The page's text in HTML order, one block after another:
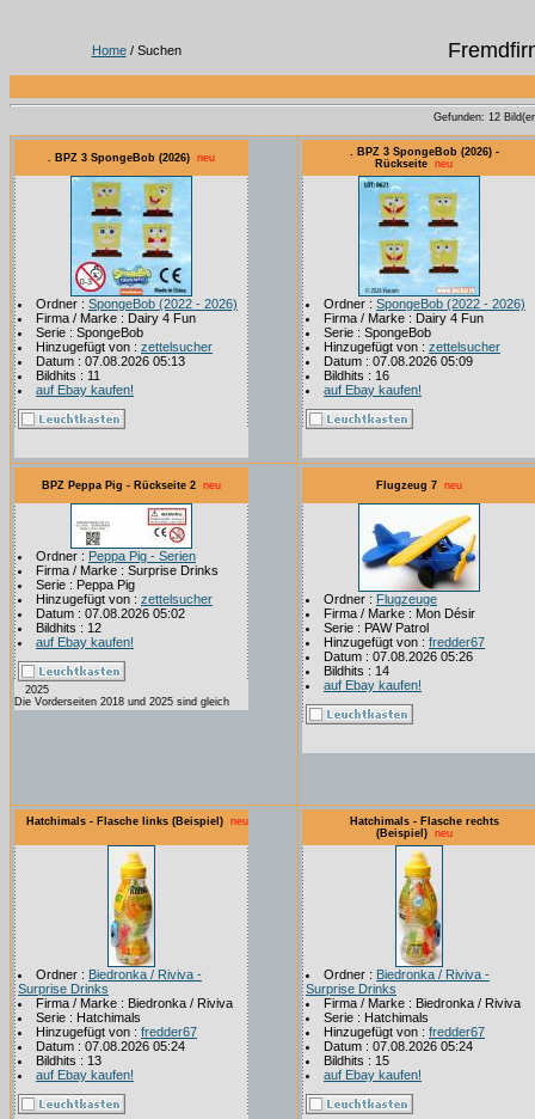
Home/ Suchen
Gefunden: 12
. BPZ 3 SpongeBob (2026) neu
Ordner : SpongeBob (2022 - 2026)
Firma / Marke : Dairy 4 Fun
Serie : SpongeBob
Hinzugefügt von : zettelsucher
Datum : 07.08.2026 05:13
Bildhits : 11
auf Ebay kaufen!
. BPZ 3 SpongeBob (2026) -
Rückseite neu
Ordner : SpongeBob (2022 - 2026)
Firma / Marke : Dairy 4 Fun
Serie : SpongeBob
Hinzugefügt von : zettelsucher
Datum : 07.08.2026 05:09
Bildhits : 16
auf Ebay kaufen!
BPZ Peppa Pig - Rückseite 2 neu
Ordner : Peppa Pig - Serien
Firma / Marke : Surprise Drinks
Serie : Peppa Pig
Hinzugefügt von : zettelsucher
Datum : 07.08.2026 05:02
Bildhits : 12
auf Ebay kaufen!
2025
Die Vorderseiten 2018 und 2025 sind gleich
Flugzeug 7 neu
Ordner : Flugzeuge
Firma / Marke : Mon Désir
Serie : PAW Patrol
Hinzugefügt von : fredder67
Datum : 07.08.2026 05:26
Bildhits : 14
auf Ebay kaufen!
Hatchimals - Flasche links (Beispiel) neu
Ordner : Biedronka / Riviva -
Surprise Drinks
Firma / Marke : Biedronka / Riviva
Serie : Hatchimals
Hinzugefügt von : fredder67
Datum : 07.08.2026 05:24
Bildhits : 13
auf Ebay kaufen!
Hatchimals - Flasche rechts
(Beispiel)
neu
Ordner : Biedronka / Riviva -
Surprise Drinks
Firma / Marke : Biedronka / Riviva
Serie : Hatchimals
Hinzugefügt von : fredder67
Datum : 07.08.2026 05:24
Bildhits : 15
auf Ebay kaufen!